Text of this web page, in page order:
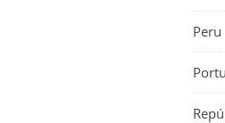
Peru